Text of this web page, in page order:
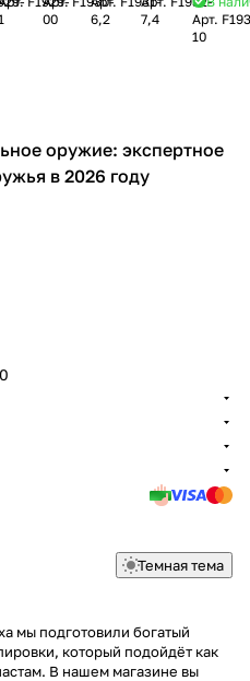
(20/70)
00
(20/70)
6,2
(20/70)
7,4
(20/70)
(22г)
Арт.
10
оружие: экспертное
в 2026 году
Темная тема
мы подготовили богатый
который подойдёт как
В нашем магазине вы